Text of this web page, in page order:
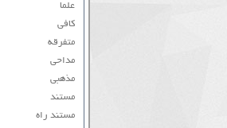
علما
کافی
متفرقه
مداحی
مذهبی
مستند
مستند راه